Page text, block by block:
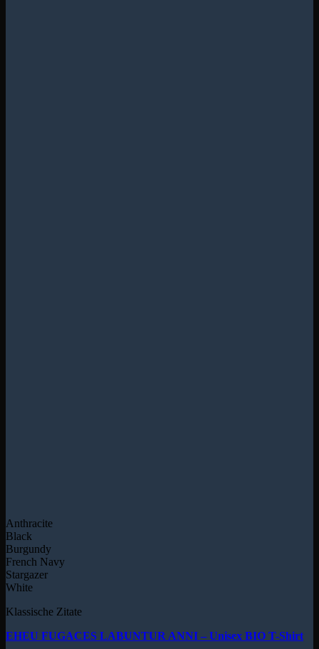
Anthracite
Black
Burgundy
French Navy
Stargazer
White
Klassische Zitate
EHEU FUGACES LABUNTUR ANNI – Unisex BIO T-Shirt